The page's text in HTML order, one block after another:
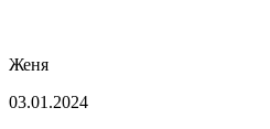
Женя
03.01.2024